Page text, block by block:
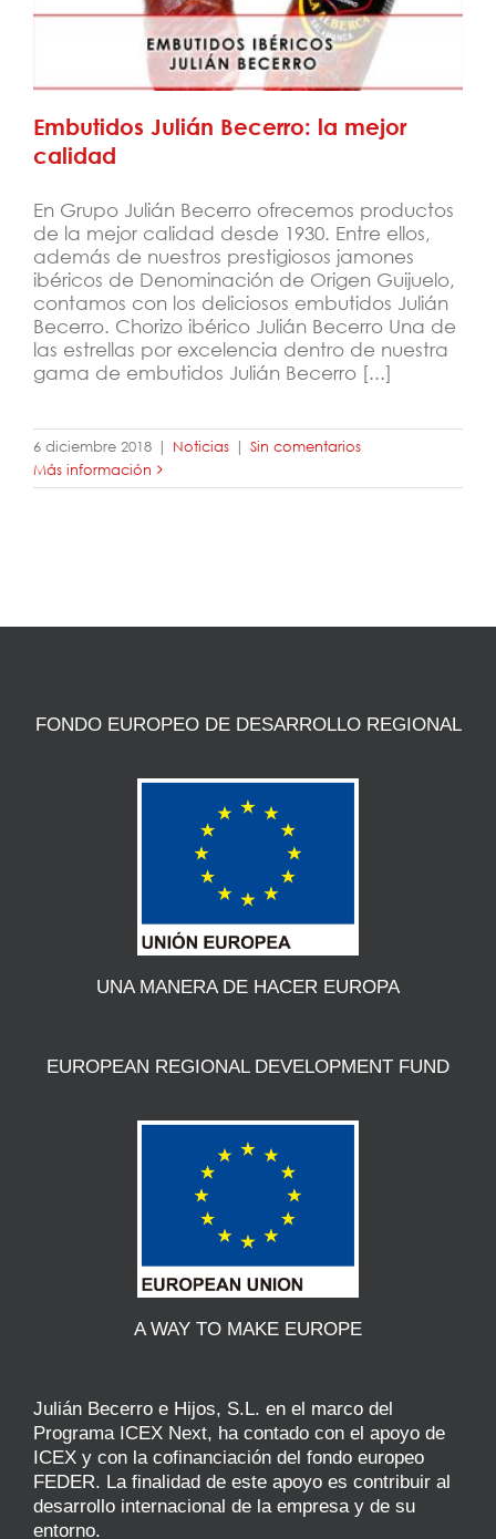
Embutidos Julián Becerro: la mejor
calidad
En Grupo Julián Becerro ofrecemos productos
de la mejor calidad desde 1930. Entre ellos,
además de nuestros prestigiosos jamones
ibéricos de Denominación de Origen Guijuelo,
contamos con los deliciosos embutidos Julián
Becerro. Chorizo ibérico Julián Becerro Una de
las estrellas por excelencia dentro de nuestra
gama de embutidos Julián Becerro [...]
6 diciembre 2018 | Noticias | Sin comentarios
Más información
FONDO EUROPEO DE DESARROLLO REGIONAL
UNA MANERA DE HACER EUROPA
EUROPEAN REGIONAL DEVELOPMENT FUND
A WAY TO MAKE EUROPE
Julián Becerro e Hijos, S.L. en el marco del
Programa ICEX Next, ha contado con el apoyo de
ICEX y con la cofinanciación del fondo europeo
FEDER. La finalidad de este apoyo es contribuir al
desarrollo internacional de la empresa y de su
entorno.